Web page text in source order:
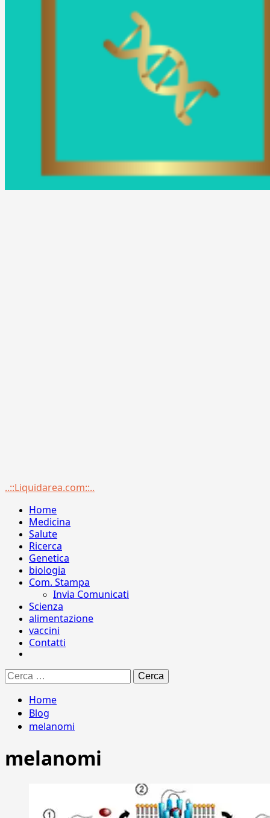
Menu
..::Liquidarea.com::..
Home
Medicina
Salute
Ricerca
Genetica
biologia
Com. Stampa
Invia Comunicati
Scienza
alimentazione
vaccini
Contatti
Ricerca
per:
Home
Blog
melanomi
melanomi